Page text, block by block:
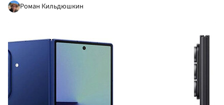
Роман Кильдюшкин